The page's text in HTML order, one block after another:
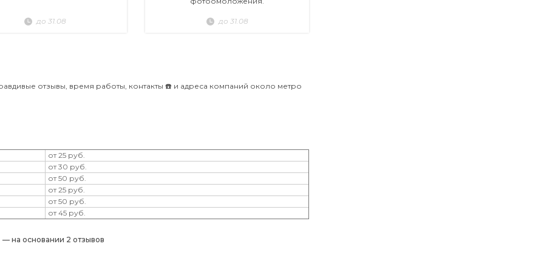
до 31.08 до 31.08
отзывы, время работы, контакты ☎️ и адреса компаний около метро
от 25 руб.
от 30 руб.
от 50 руб.
от 25 руб.
от 50 руб.
от 45 руб.
на основании 2 отзывов